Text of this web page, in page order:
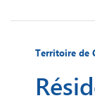
Territoire de